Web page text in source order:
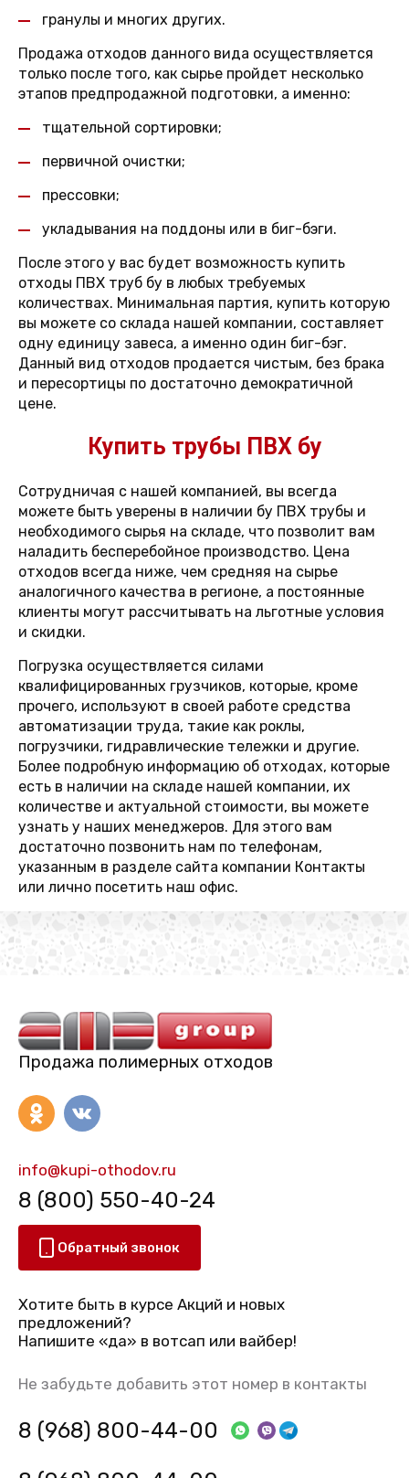
гранулы и многих других.
Продажа отходов данного вида осуществляется
только после того, как сырье пройдет несколько
этапов предпродажной подготовки, а именно:
тщательной сортировки;
первичной очистки;
прессовки;
укладывания на поддоны или в биг-бэги.
После этого у вас будет возможность купить
отходы ПВХ труб бу в любых требуемых
количествах. Минимальная партия, купить которую
вы можете со склада нашей компании, составляет
одну единицу завеса, а именно один биг-бэг.
Данный вид отходов продается чистым, без брака
и пересортицы по достаточно демократичной
цене.
Купить трубы ПВХ бу
Сотрудничая с нашей компанией, вы всегда
можете быть уверены в наличии бу ПВХ трубы и
необходимого сырья на складе, что позволит вам
наладить бесперебойное производство. Цена
отходов всегда ниже, чем средняя на сырье
аналогичного качества в регионе, а постоянные
клиенты могут рассчитывать на льготные условия
и скидки.
Погрузка осуществляется силами
квалифицированных грузчиков, которые, кроме
прочего, используют в своей работе средства
автоматизации труда, такие как роклы,
погрузчики, гидравлические тележки и другие.
Более подробную информацию об отходах, которые
есть в наличии на складе нашей компании, их
количестве и актуальной стоимости, вы можете
узнать у наших менеджеров. Для этого вам
достаточно позвонить нам по телефонам,
указанным в разделе сайта компании Контакты
или лично посетить наш офис.
Продажа полимерных отходов
info@kupi-othodov.ru
8 (800) 550-40-24
Обратный звонок
Хотите быть в курсе Акций и новых
предложений?
Напишите «да» в вотсап или вайбер!
Не забудьте добавить этот номер в контакты
8 (968) 800-44-00